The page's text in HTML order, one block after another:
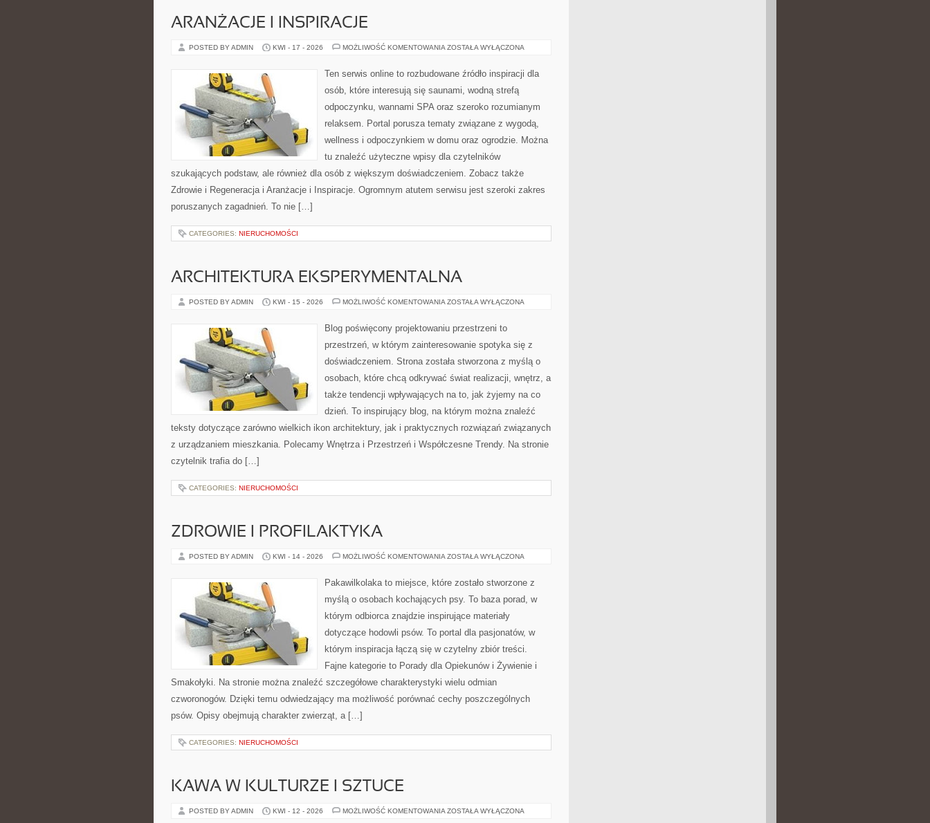
ARANŻACJE I INSPIRACJE
POSTED BY ADMIN KWI - 17 - 2026 MOŻLIWOŚĆ KOMENTOWANIA ARANŻACJE
ZOSTAŁA WYŁĄCZONA
Ten serwis online to rozbudowane źródło inspiracji dla
osób, które interesują się saunami, wodną strefą
odpoczynku, wannami SPA oraz szeroko rozumianym
relaksem. Portal porusza tematy związane z wygodą,
wellness i odpoczynkiem w domu oraz ogrodzie. Można
tu znaleźć użyteczne wpisy dla czytelników
szukających podstaw, ale również dla osób z większym doświadczeniem. Zobacz także
Zdrowie i Regeneracja i Aranżacje i Inspiracje. Ogromnym atutem serwisu jest szeroki zakres
poruszanych zagadnień. To nie […]
CATEGORIES: NIERUCHOMOŚCI
ARCHITEKTURA EKSPERYMENTALNA
POSTED BY ADMIN KWI - 15 - 2026 MOŻLIWOŚĆ KOMENTOWANIA ARCHITEKTURA
ZOSTAŁA WYŁĄCZONA
Blog poświęcony projektowaniu przestrzeni to
przestrzeń, w którym zainteresowanie spotyka się z
doświadczeniem. Strona została stworzona z myślą o
osobach, które chcą odkrywać świat realizacji, wnętrz, a
także tendencji wpływających na to, jak żyjemy na co
dzień. To inspirujący blog, na którym można znaleźć
teksty dotyczące zarówno wielkich ikon architektury, jak i praktycznych rozwiązań związanych
z urządzaniem mieszkania. Polecamy Wnętrza i Przestrzeń i Współczesne Trendy. Na stronie
czytelnik trafia do […]
CATEGORIES: NIERUCHOMOŚCI
ZDROWIE I PROFILAKTYKA
POSTED BY ADMIN KWI - 14 - 2026 MOŻLIWOŚĆ KOMENTOWANIA ZDROWIE
ZOSTAŁA WYŁĄCZONA
Pakawilkolaka to miejsce, które zostało stworzone z
myślą o osobach kochających psy. To baza porad, w
którym odbiorca znajdzie inspirujące materiały
dotyczące hodowli psów. To portal dla pasjonatów, w
którym inspiracja łączą się w czytelny zbiór treści.
Fajne kategorie to Porady dla Opiekunów i Żywienie i
Smakołyki. Na stronie można znaleźć szczegółowe charakterystyki wielu odmian
czworonogów. Dzięki temu odwiedzający ma możliwość porównać cechy poszczególnych
psów. Opisy obejmują charakter zwierząt, a […]
CATEGORIES: NIERUCHOMOŚCI
KAWA W KULTURZE I SZTUCE
POSTED BY ADMIN KWI - 12 - 2026 MOŻLIWOŚĆ KOMENTOWANIA KAWA
ZOSTAŁA WYŁĄCZONA